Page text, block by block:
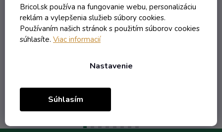
Bricol.sk používa na fungovanie webu, personalizáciu
reklám a vylepšenia služieb súbory cookies.
Používaním našich stránok s použitím súborov cookies
súhlasíte. Viac informacií
Nastavenie
Súhlasím
3,96 € vrátane DPH
3,22 €